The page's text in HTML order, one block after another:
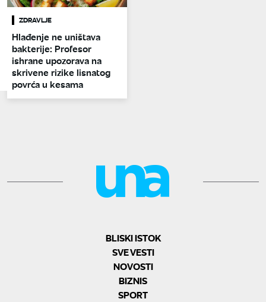
ZDRAVLJE
Hlađenje ne uništava
bakterije: Profesor
ishrane upozorava na
skrivene rizike lisnatog
povrća u kesama
BLISKI ISTOK
SVE VESTI
NOVOSTI
BIZNIS
SPORT